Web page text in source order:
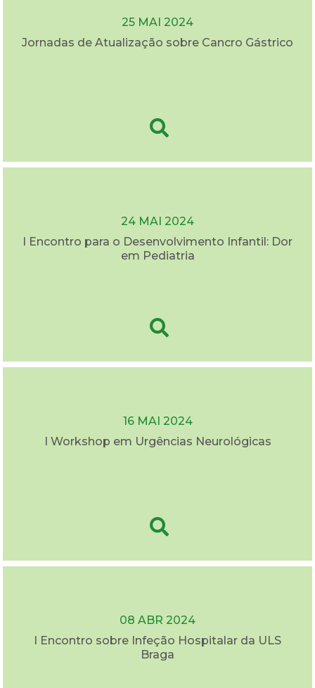
25 MAI 2024
Jornadas de Atualização sobre Cancro Gástrico
24 MAI 2024
I Encontro para o Desenvolvimento Infantil: Dor
em Pediatria
16 MAI 2024
I Workshop em Urgências Neurológicas
08 ABR 2024
I Encontro sobre Infeção Hospitalar da ULS
Braga